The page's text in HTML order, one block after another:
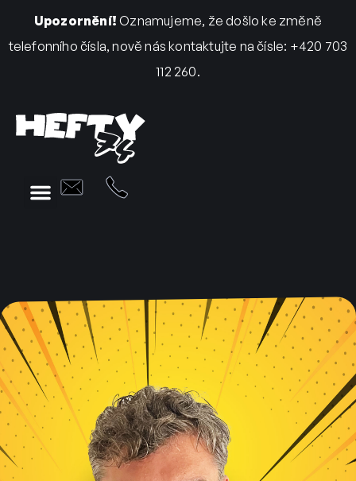
Upozornění! Oznamujeme, že došlo ke změně
telefonního čísla, nově nás kontaktujte na čísle: +420 703
112 260.